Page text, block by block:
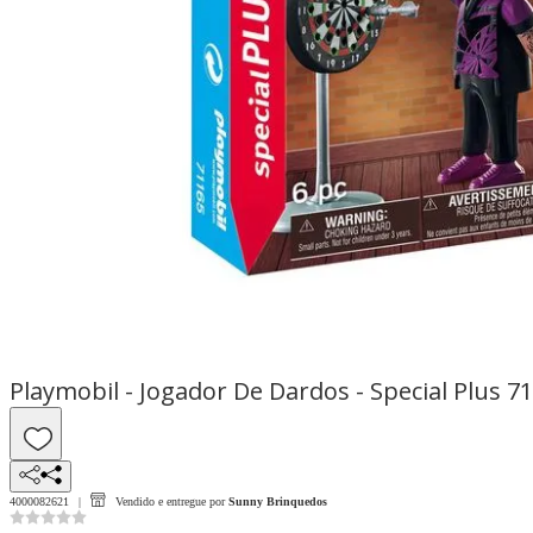
Playmobil - Jogador De Dardos - Special Plus
4000082621 Vendido e entregue por Sunny Brinquedos